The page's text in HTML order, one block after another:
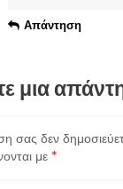
Απάντηση
μια
σας δεν
με *